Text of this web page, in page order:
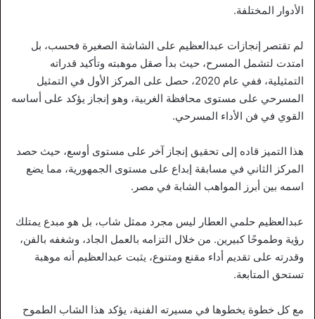
الأدوار المختلفة.
لم تقتصر إنجازات عبدالعظيم على الشاشة الصغيرة فحسب، بل
امتدت لتشمل المسرح، حيث بدأ صقل موهبته وتأكيد قدراته
التمثيلية، ففي عام 2020، حصل على المركز الأول في التمثيل
المسرحي على مستوى محافظة الغربية، وهو إنجاز يؤكد على أساسه
القوي في فن الأداء المسرحي.
هذا التميز قاده إلى تحقيق إنجاز آخر على مستوى أوسع، حيث حصد
المركز الثاني في مسابقة إبداع على مستوى الجمهورية، مما يضع
اسمه بين أبرز المواهب الشابة في مصر.
عبدالعظيم حلمي العطار ليس مجرد ممثل شاب، بل هو مبدع يمتلك
رؤية وطموحًا كبيرين. من خلال التزامه بالعمل الجاد، وشغفه بالفن،
وقدرته على تقديم أداء مقنع ومتنوع، يثبت عبدالعظيم أنه موهبة
تستحق المتابعة.
مع كل خطوة يخطوها في مسيرته الفنية، يؤكد هذا الشاب الطموح